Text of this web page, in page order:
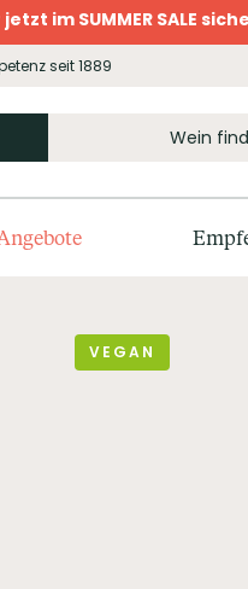
im SUMMER SALE
seit 1889
VEGAN